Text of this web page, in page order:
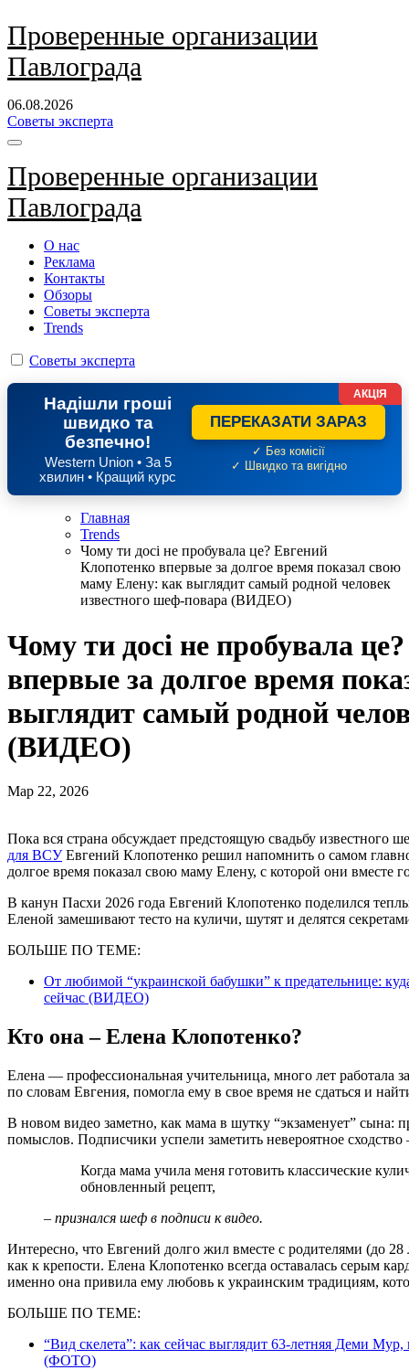
Перейти
к
содержанию
Проверенные организации
Павлограда
06.08.2026
Советы эксперта
Проверенные организации
Павлограда
О нас
Реклама
Контакты
Обзоры
Советы эксперта
Trends
Советы эксперта
Надішли гроші
швидко та
безпечно!
Western Union • За 5
хвилин • Кращий курс
ПЕРЕКАЗАТИ ЗАРАЗ
✓ Без комісії
✓ Швидко та вигідно
АКЦІЯ
Главная
Trends
Чому ти досі не пробувала це? Евгений
Клопотенко впервые за долгое время показал свою
маму Елену: как выглядит самый родной человек
известного шеф-повара (ВИДЕО)
Чому ти досі не пробувала
впервые за долгое время
выглядит самый родной
(ВИДЕО)
Мар 22, 2026
Пока вся страна обсуждает предстоящую свадьбу известного
для ВСУЕвгений Клопотенко решил напомнить о самом
долгое время показал свою маму Елену, с которой они вместе
В канун Пасхи 2026 года Евгений Клопотенко поделился
Еленой замешивают тесто на куличи, шутят и делятся
БОЛЬШЕ ПО ТЕМЕ:
От любимой “украинской бабушки” к предательнице:
сейчас (ВИДЕО)
Кто она – Елена Клопотенко?
Елена — профессиональная учительница, много лет работала
по словам Евгения, помогла ему в свое время не сдаться и
В новом видео заметно, как мама в шутку “экзаменует” сына:
помыслов. Подписчики успели заметить невероятное
Когда мама учила меня готовить классические куличи, теперь я ей показываю несколько иной и
обновленный рецепт,
– признался шеф в подписи к видео.
Интересно, что Евгений долго жил вместе с родителями (до
как к крепости. Елена Клопотенко всегда оставалась серым
именно она привила ему любовь к украинским традициям,
БОЛЬШЕ ПО ТЕМЕ:
“Вид скелета”: как сейчас выглядит 63-летняя Деми
(ФОТО)